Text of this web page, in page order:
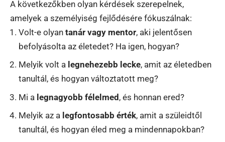
A következőkben olyan kérdések szerepelnek,
amelyek a személyiség fejlődésére fókuszálnak:
Volt-e olyan tanár vagy mentor, aki jelentősen
befolyásolta az életedet? Ha igen, hogyan?
Melyik volt a legnehezebb lecke, amit az életedben
tanultál, és hogyan változtatott meg?
Mi a legnagyobb félelmed, és honnan ered?
Melyik az a legfontosabb érték, amit a szüleidtől
tanultál, és hogyan éled meg a mindennapokban?